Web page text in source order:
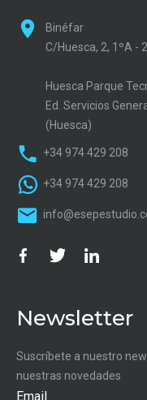
Binéfar
C/Huesca, 2, 1ºA -
Huesca Parque
Ed. Servicios
(Huesca)
+34 974 429 208
+34 974 429 208
Newsletter
Suscríbete a nuestro
nuestras novedades
Email